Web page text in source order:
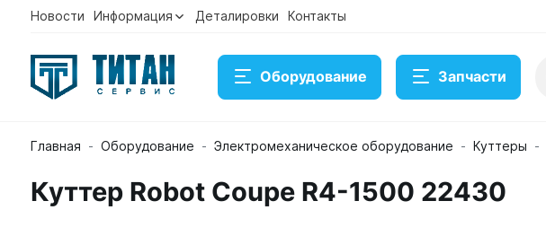
Новости Информация Деталировки Контакты
Оборудование Запчасти
Главная Оборудование Электромеханическое оборудование Куттеры
Куттер Robot Coupe R4-1500 22430